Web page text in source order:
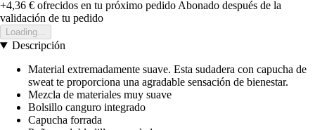
+4,36 € ofrecidos en tu próximo pedido Abonado después de la
validación de tu pedido
Loading...
Descripción
Material extremadamente suave. Esta sudadera con capucha de
sweat te proporciona una agradable sensación de bienestar.
Mezcla de materiales muy suave
Bolsillo canguro integrado
Capucha forrada